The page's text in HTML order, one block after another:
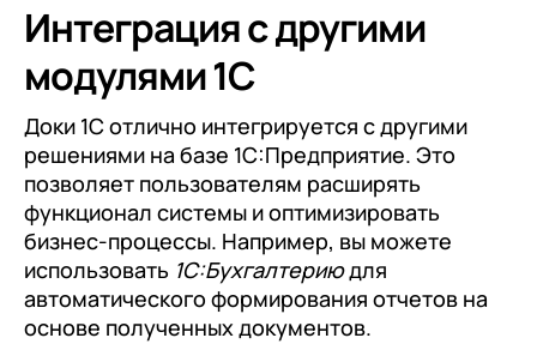
Интеграция с другими
модулями 1С
Доки 1C отлично интегрируется с другими
решениями на базе 1С:Предприятие. Это
позволяет пользователям расширять
функционал системы и оптимизировать
бизнес-процессы. Например, вы можете
использовать 1С:Бухгалтериюдля
автоматического формирования отчетов на
основе полученных документов.